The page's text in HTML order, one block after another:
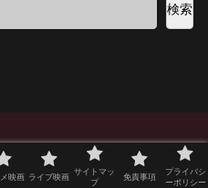
検索
ットコム
映画 ライブ映画
サイトマッ
プ
免責事項
プライバシ
ーポリシー